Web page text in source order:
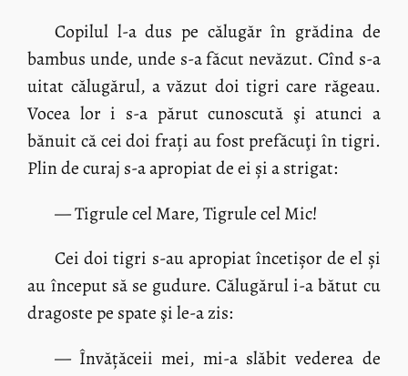
Copilul l-a dus pe călugăr în grădina de
bambus unde, unde s-a făcut nevăzut. Cînd s-a
uitat călugărul, a văzut doi tigri care răgeau.
Vocea lor i s-a părut cunoscută şi atunci a
bănuit că cei doi frați au fost prefăcuţi în tigri.
Plin de curaj s-a apropiat de ei și a strigat:
— Tigrule cel Mare, Tigrule cel Mic!
Cei doi tigri s-au apropiat încetișor de el și
au început să se gudure. Călugărul i-a bătut cu
dragoste pe spate şi le-a zis:
— Învățăceii mei, mi-a slăbit vederea de